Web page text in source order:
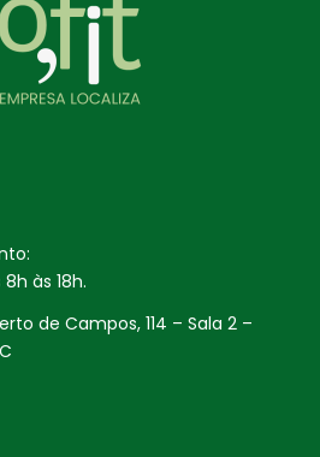
às 18h.
de Campos, 114 – Sala 2 –